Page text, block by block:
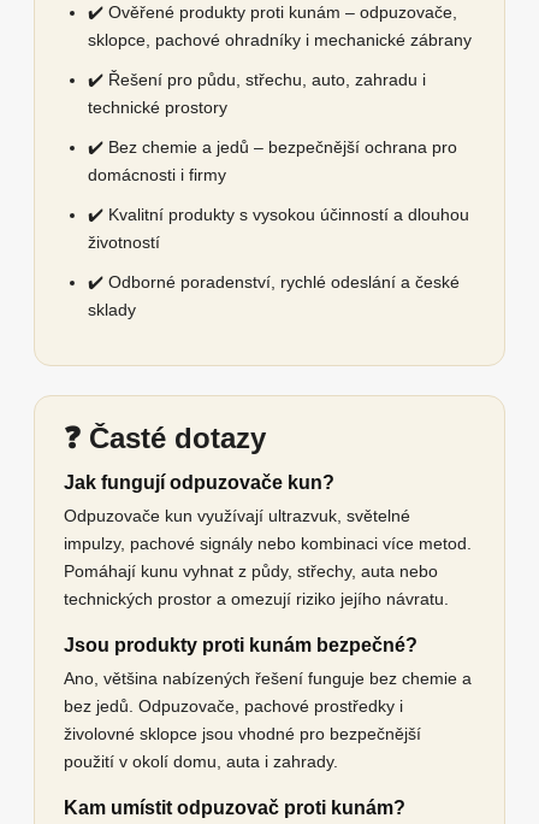
✔️ Ověřené produkty proti kunám – odpuzovače,
sklopce, pachové ohradníky i mechanické zábrany
✔️ Řešení pro půdu, střechu, auto, zahradu i
technické prostory
✔️ Bez chemie a jedů – bezpečnější ochrana pro
domácnosti i firmy
✔️ Kvalitní produkty s vysokou účinností a dlouhou
životností
✔️ Odborné poradenství, rychlé odeslání a české
sklady
❓ Časté dotazy
Jak fungují odpuzovače kun?
Odpuzovače kun využívají ultrazvuk, světelné
impulzy, pachové signály nebo kombinaci více metod.
Pomáhají kunu vyhnat z půdy, střechy, auta nebo
technických prostor a omezují riziko jejího návratu.
Jsou produkty proti kunám bezpečné?
Ano, většina nabízených řešení funguje bez chemie a
bez jedů. Odpuzovače, pachové prostředky i
živolovné sklopce jsou vhodné pro bezpečnější
použití v okolí domu, auta i zahrady.
Kam umístit odpuzovač proti kunám?